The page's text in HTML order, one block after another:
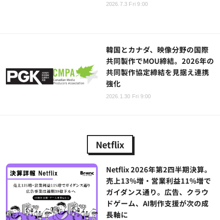
2026.7.3 Fri 9:00
韓国とカナダ、映像分野の国際
共同製作でMOU締結。2026年の
共同製作協定締結を見据え連携
強化
2026.1.30 Fri 9:00
Netflix
Netflix 2026年第2四半期決算。
売上13%増・営業利益11%増で
ガイダンス通り。広告、クラウ
ドゲーム、AI制作支援が次の成
長軸に